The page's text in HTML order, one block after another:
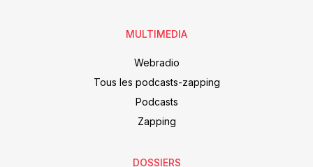
MULTIMEDIA
Webradio
Tous les podcasts-zapping
Podcasts
Zapping
DOSSIERS